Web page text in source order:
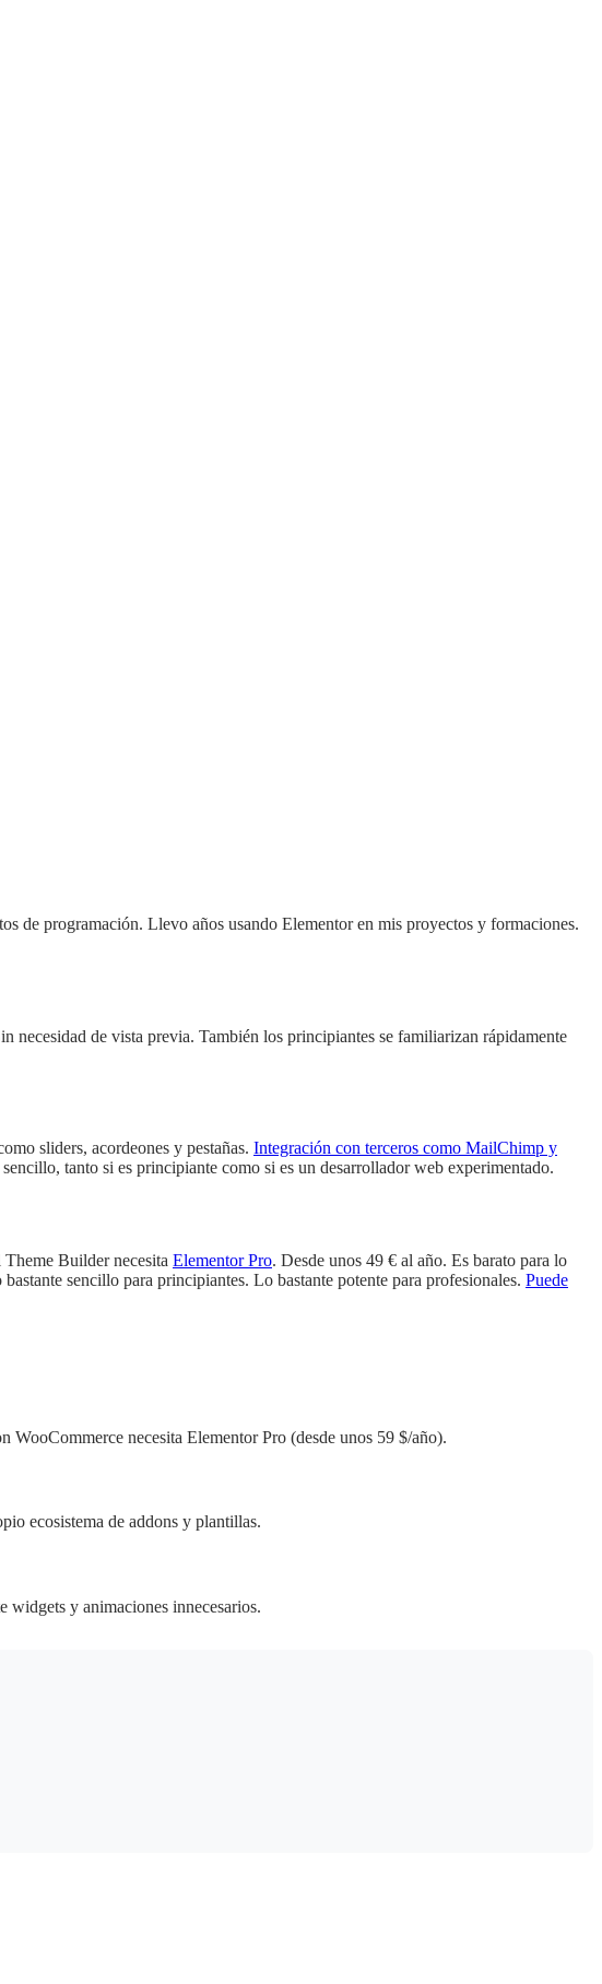
de programación. Llevo años usando Elementor en mis proyectos y formaciones.
necesidad de vista previa. También los principiantes se familiarizan rápidamente
sliders, acordeones y pestañas. Integración con terceros como MailChimp y
tanto si es principiante como si es un desarrollador web experimentado.
Builder necesita Elementor Pro. Desde unos 49 € al año. Es barato para lo
sencillo para principiantes. Lo bastante potente para profesionales. Puede
necesita Elementor Pro (desde unos 59 $/año).
ecosistema de addons y plantillas.
widgets y animaciones innecesarios.